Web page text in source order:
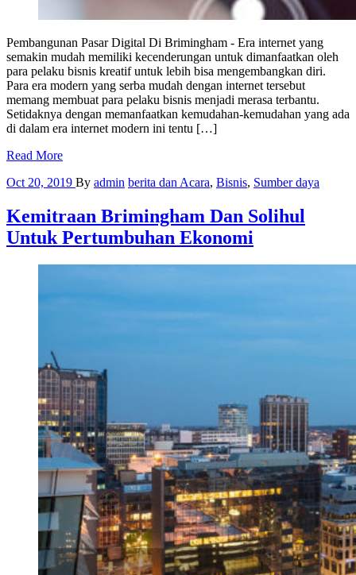
Pembangunan Pasar Digital Di Brimingham - Era internet yang
semakin mudah memiliki kecenderungan untuk dimanfaatkan oleh
para pelaku bisnis kreatif untuk lebih bisa mengembangkan diri.
Para era modern yang serba mudah dengan internet tersebut
memang membuat para pelaku bisnis menjadi merasa terbantu.
Setidaknya dengan memanfaatkan kemudahan-kemudahan yang ada
di dalam era internet modern ini tentu […]
Read More
Oct 20, 2019 By admin berita dan Acara, Bisnis, Sumber daya
Kemitraan Brimingham Dan Solihul
Untuk Pertumbuhan Ekonomi